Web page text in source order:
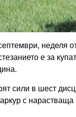
неделя
е за
сили в шест
с нарастваща